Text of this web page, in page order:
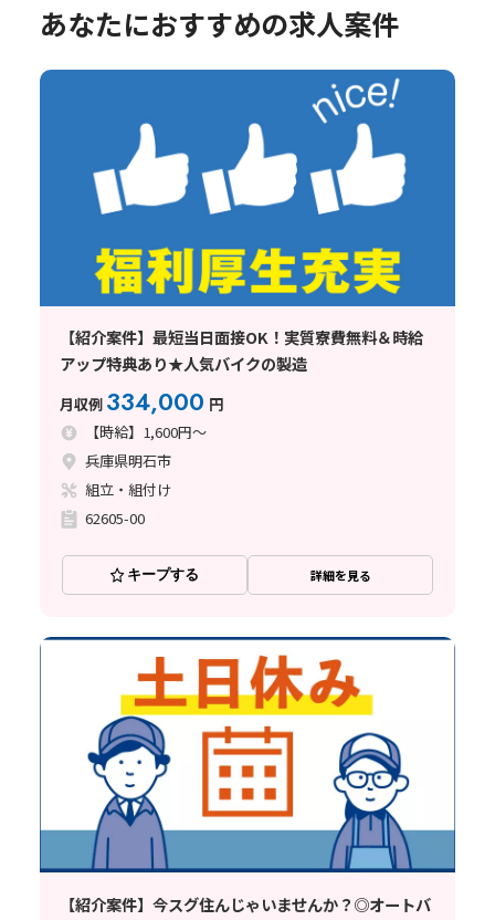
あなたにおすすめの求人案件
【紹介案件】最短当日面接OK！実質寮費無料＆時給
アップ特典あり★人気バイクの製造
月収例 334,000 円
【時給】1,600円～
兵庫県明石市
組立・組付け
62605-00
キープする 詳細を見る
【紹介案件】今スグ住んじゃいませんか？◎オートバ